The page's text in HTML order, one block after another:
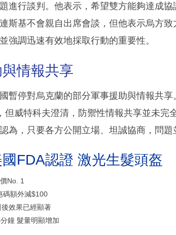
進行談判。他表示，希望雙方能夠達成
斯基不會親自出席會談，但他表示烏方
強調迅速有效地採取行動的重要性。
情報共享
暫停對烏克蘭的部分軍事援助與情報共
但威特科夫澄清，防禦性情報共享並未完
為，只要各方公開立場、坦誠協商，問題
FDA認證 激光生髮頭盔
No. 1
碼額外減$100
效果已經顯著
鐘 髮量明顯增加